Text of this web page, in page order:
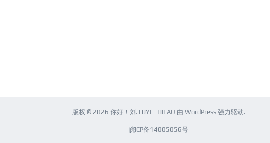
版权 © 2026 你好！刘 . HJYL_HILAU 由 WordPress强力驱动.
皖ICP备14005056号